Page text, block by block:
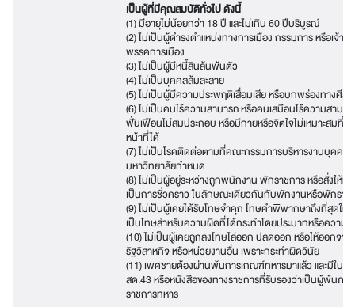
เป็นผู้ที่มีคุณสมบัติทั่วไป ดังนี้
(1) มีอายุไม่น้อยกว่า 18 ปี และไม่เกิน 60 ปีบริบูรณ์
(2) ไม่เป็นผู้ดำรงตำแหน่งทางการเมือง กรรมการ หรือเจ้าห
พรรคการเมือง
(3) ไม่เป็นผู้มีหนี้สินล้นพ้นตัว
(4) ไม่เป็นบุคคลล้มละลาย
(5) ไม่เป็นผู้มีความประพฤติเสื่อมเสีย หรือบกพร่องทางศีล
(6) ไม่เป็นคนไร้ความสามารถ หรือคนเสมือนไร้ความสามา
ฟั่นเฟือนไม่สมประกอบ หรือมีกายหรือจิตใจไม่เหมาะสมที่จ
หน้าที่ได้
(7) ไม่เป็นโรคติดต่อตามที่คณะกรรมการบริหารงานบุคคล
มหาวิทยาลัยกำหนด
(8) ไม่เป็นผู้อยู่ระหว่างถูกพนักงาน พักราชการ หรือสั่งให้ห
เป็นการชั่วคราว ในลักษณะเดียวกันกับพักงานหรือพักราช
(9) ไม่เป็นผู้เคยได้รับโทษจำคุก โทษคำพิพากษาถึงที่สุดให้
เป็นโทษสำหรับความผิดที่ได้กระทำโดยประมาทหรือความ
(10) ไม่เป็นผู้เคยถูกลงโทษไล่ออก ปลดออก หรือให้ออกจา
รัฐวิสาหกิจ หรือหน่วยงานอื่น เพราะกระทำผิดวินัย
(11) เพศชายต้องผ่านพ้นการเกณฑ์ทหารมาแล้ว และมีใบ ส
สด.43 หรือหนังสือของทางราชการที่รับรองว่าเป็นผู้พ้นภาร
ราชการทหาร